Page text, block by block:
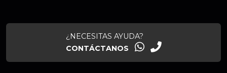
¿NECESITAS AYUDA?
CONTÁCTANOS